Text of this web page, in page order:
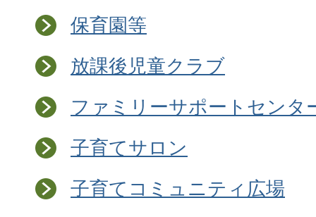
保育園等
放課後児童クラブ
ファミリーサポートセンタ
子育てサロン
子育てコミュニティ広場